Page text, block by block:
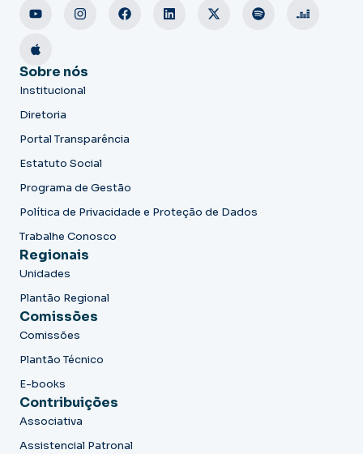
Sobre nós
Institucional
Diretoria
Portal Transparência
Estatuto Social
Programa de Gestão
Política de Privacidade e Proteção de Dados
Trabalhe Conosco
Regionais
Unidades
Plantão Regional
Comissões
Comissões
Plantão Técnico
E-books
Contribuições
Associativa
Assistencial Patronal